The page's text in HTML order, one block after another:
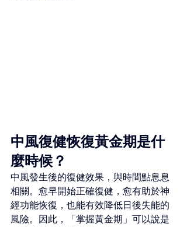
中風復健恢復黃金期是什
麼時候？
中風發生後的復健效果，與時間點息息
相關。愈早開始正確復健，愈有助於神
經功能恢復，也能有效降低日後失能的
風險。因此，「掌握黃金期」可以說是